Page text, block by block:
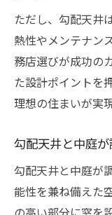
ただし、勾配天井
熱性やメンテナン
務店選びが成功の
た設計ポイントを
理想の住まいが実
勾配天井と中庭
勾配天井と中庭が
能性を兼ね備えた